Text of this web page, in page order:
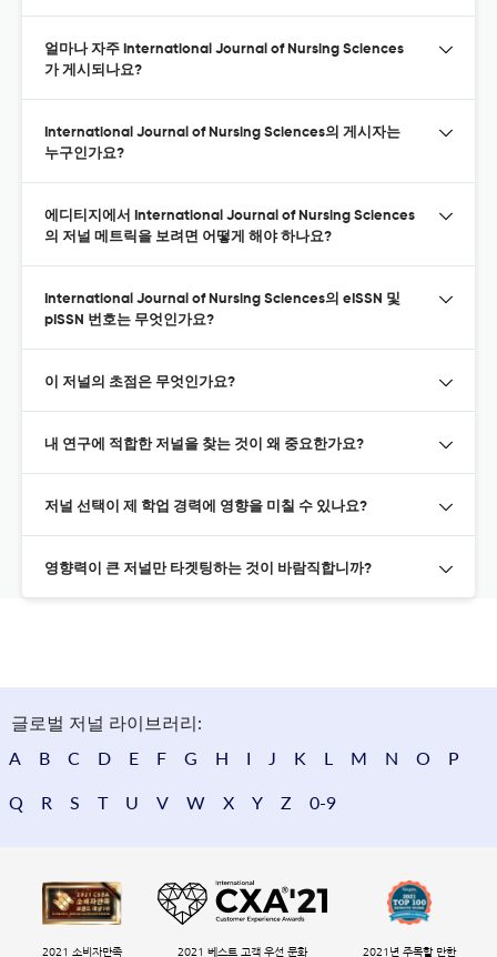
얼마나 자주 International Journal of Nursing Sciences
가 게시되나요?
International Journal of Nursing Sciences의 게시자는
누구인가요?
에디티지에서 International Journal of Nursing Sciences
의 저널 메트릭을 보려면 어떻게 해야 하나요?
International Journal of Nursing Sciences의 eISSN 및
pISSN 번호는 무엇인가요?
이 저널의 초점은 무엇인가요?
내 연구에 적합한 저널을 찾는 것이 왜 중요한가요?
저널 선택이 제 학업 경력에 영향을 미칠 수 있나요?
영향력이 큰 저널만 타겟팅하는 것이 바람직합니까?
글로벌 저널 라이브러리:
A
B C D E F G H I J K L M N O P
Q R S T U V W X Y Z 0-9